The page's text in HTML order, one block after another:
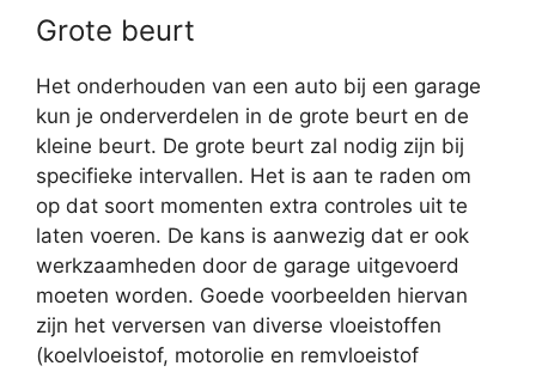
Grote beurt
Het onderhouden van een auto bij een garage
kun je onderverdelen in de grote beurt en de
kleine beurt. De grote beurt zal nodig zijn bij
specifieke intervallen. Het is aan te raden om
op dat soort momenten extra controles uit te
laten voeren. De kans is aanwezig dat er ook
werkzaamheden door de garage uitgevoerd
moeten worden. Goede voorbeelden hiervan
zijn het verversen van diverse vloeistoffen
(koelvloeistof, motorolie en remvloeistof